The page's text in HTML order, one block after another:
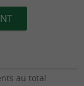
au total